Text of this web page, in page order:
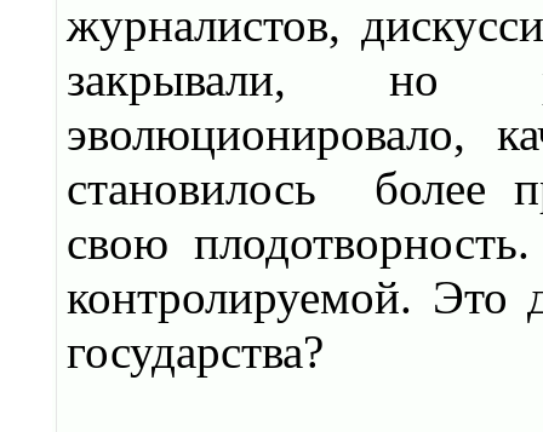
журналистов,
закрывали, но
эволюционировало,
становилось более
свою
контролируемой. Это
государства?